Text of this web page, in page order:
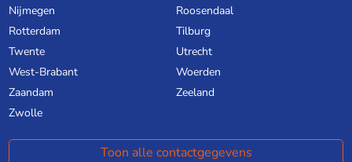
Nijmegen
Roosendaal
Rotterdam
Tilburg
Twente
Utrecht
West-Brabant
Woerden
Zaandam
Zeeland
Zwolle
Toon alle contactgegevens